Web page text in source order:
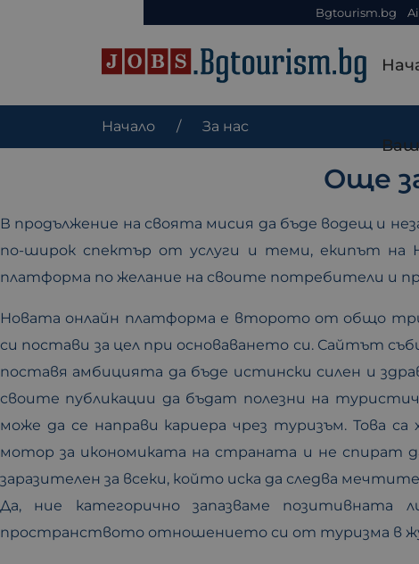
Bgtourism.bg
Начало За нас
Още
В продължение на своята мисия да бъде водещ и
по-широк спектър от услуги и теми, екипът на
платформа по желание на своите потребители и
Новата онлайн платформа е второто от общо
си постави за цел при основаването си. Сайтът
поставя амбицията да бъде истински силен и
своите публикации да бъдат полезни на
може да се направи кариера чрез туризъм. Това
мотор за икономиката на страната и не спират
заразителен за всеки, който иска да следва
Да, ние категорично запазваме
пространството отношението си от туризма в